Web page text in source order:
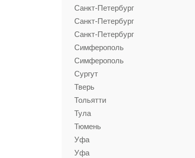
Санкт-Петербург
Санкт-Петербург
Санкт-Петербург
Симферополь
Симферополь
Сургут
Тверь
Тольятти
Тула
Тюмень
Уфа
Уфа